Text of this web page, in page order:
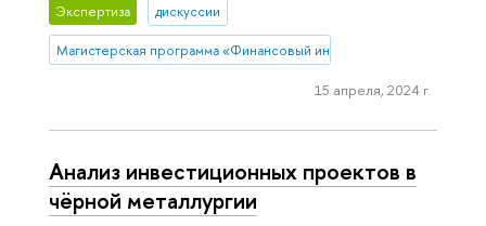
Экспертиза дискуссии
Магистерская программа «Финансовый инжиниринг»
15 апреля, 2024 г.
Анализ инвестиционных проектов в
чёрной металлургии